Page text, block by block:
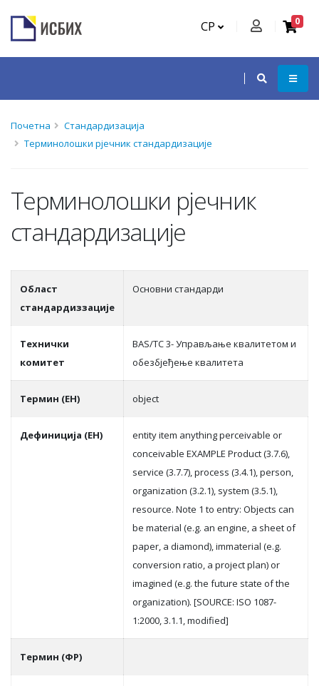
СР 0
Почетна
Стандардизација
Терминолошки рјечник стандардизације
Терминолошки рјечник
стандардизације
Област
стандардиззације
Основни стандарди
Teхнички
комитет
BAS/TC 3- Управљање квалитетом и
обезбјеђење квалитета
Термин (ЕН) object
Дефиниција (ЕН)
entity item anything perceivable or
conceivable EXAMPLE Product (3.7.6),
service (3.7.7), process (3.4.1), person,
organization (3.2.1), system (3.5.1),
resource. Note 1 to entry: Objects can
be material (e.g. an engine, a sheet of
paper, a diamond), immaterial (e.g.
conversion ratio, a project plan) or
imagined (e.g. the future state of the
organization). [SOURCE: ISO 1087-
1:2000, 3.1.1, modified]
Термин (ФР)